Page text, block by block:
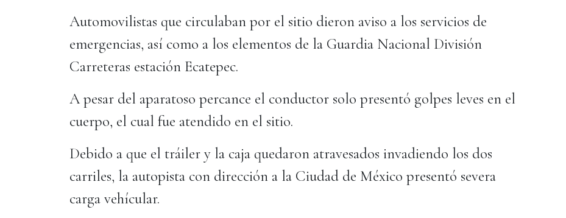
Automovilistas que circulaban por el sitio dieron aviso a los servicios de
emergencias, así como a los elementos de la Guardia Nacional División
Carreteras estación Ecatepec.
A pesar del aparatoso percance el conductor solo presentó golpes leves en el
cuerpo, el cual fue atendido en el sitio.
Debido a que el tráiler y la caja quedaron atravesados invadiendo los dos
carriles, la autopista con dirección a la Ciudad de México presentó severa
carga vehícular.